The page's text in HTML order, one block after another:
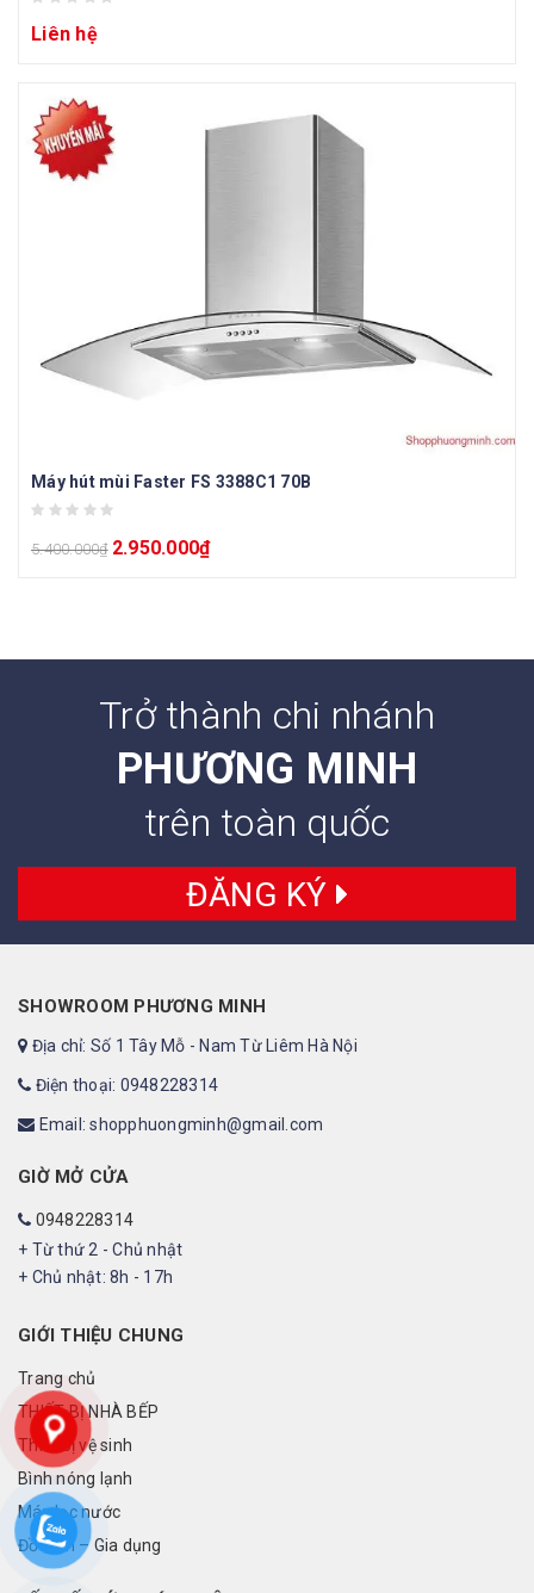
Liên hệ
Máy hút mùi Faster FS 3388C1 70B
5.400.000₫ 2.950.000₫
Trở thành chi nhánh
PHƯƠNG MINH
trên toàn quốc
ĐĂNG KÝ
SHOWROOM PHƯƠNG MINH
Địa chỉ: Số 1 Tây Mỗ - Nam Từ Liêm Hà Nội
Điện thoại: 0948228314
Email: shopphuongminh@gmail.com
GIỜ MỞ CỬA
0948228314
+ Từ thứ 2 - Chủ nhật
+ Chủ nhật: 8h - 17h
GIỚI THIỆU CHUNG
Trang chủ
THIẾT BỊ NHÀ BẾP
Thiết bị vệ sinh
Bình nóng lạnh
Máy lọc nước
Đồ điện – Gia dụng